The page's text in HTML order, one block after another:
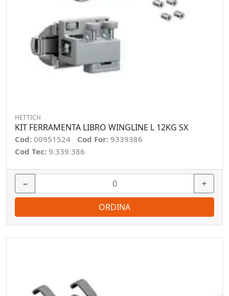
HETTICH
KIT FERRAMENTA LIBRO WINGLINE L 12KG SX
Cod: 00951524 Cod For: 9339386
Cod Tec: 9.339.386
− +
ORDINA